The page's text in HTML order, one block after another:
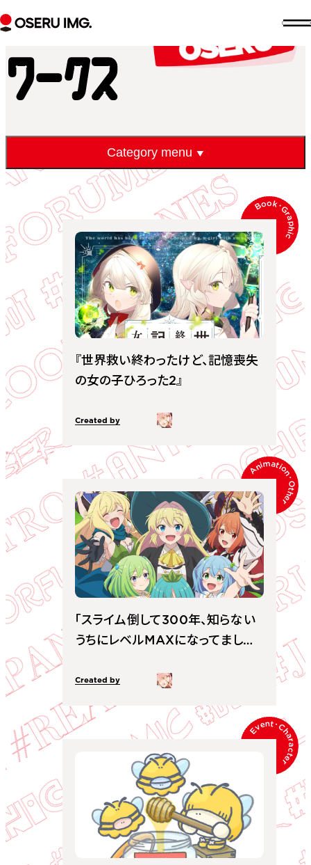
セ エイ
セ
アバウ
ORGANIZATION
SERVICE
Company
ー
ク
DOWNLOAD
Works
ワークス
Category menu
Book･Graphic
『世界救い終わったけど、記憶喪失
の女の子ひろった2』
Created by
Animation
･
Other
「スライム倒して300年、知らない
うちにレベルMAXになってました」
Created by
Event･Character